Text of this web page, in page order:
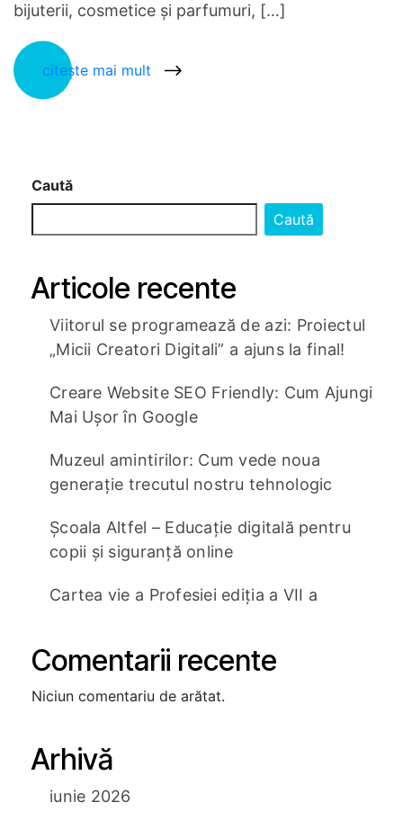
bijuterii, cosmetice și parfumuri, […]
citește mai mult
Caută
Caută
Articole recente
Viitorul se programează de azi: Proiectul
„Micii Creatori Digitali” a ajuns la final!
Creare Website SEO Friendly: Cum Ajungi
Mai Ușor în Google
Muzeul amintirilor: Cum vede noua
generație trecutul nostru tehnologic
Școala Altfel – Educație digitală pentru
copii și siguranță online
Cartea vie a Profesiei ediția a VII a
Comentarii recente
Niciun comentariu de arătat.
Arhivă
iunie 2026